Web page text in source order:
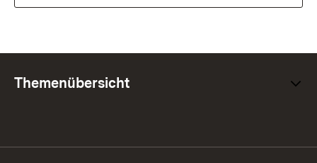
Themenübersicht